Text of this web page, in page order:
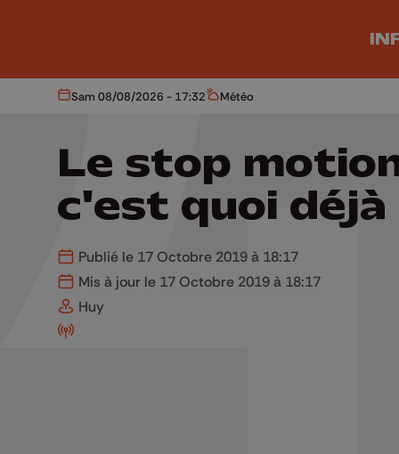
Aujourd'hui
Sam 08/08/2026 - 17:32 Météo
Météo
Le stop
c'est quoi déjà
Publié le 17 Octobre 2019 à 18:17
Mis à jour le 17 Octobre 2019 à 18:17
Huy